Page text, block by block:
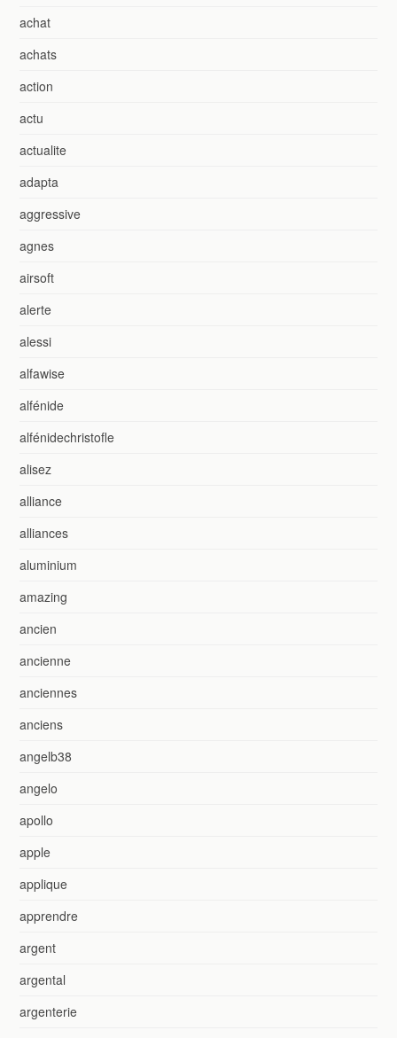
achat
achats
action
actu
actualite
adapta
aggressive
agnes
airsoft
alerte
alessi
alfawise
alfénide
alfénidechristofle
alisez
alliance
alliances
aluminium
amazing
ancien
ancienne
anciennes
anciens
angelb38
angelo
apollo
apple
applique
apprendre
argent
argental
argenterie